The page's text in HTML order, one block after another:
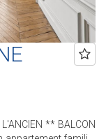
** BALCON